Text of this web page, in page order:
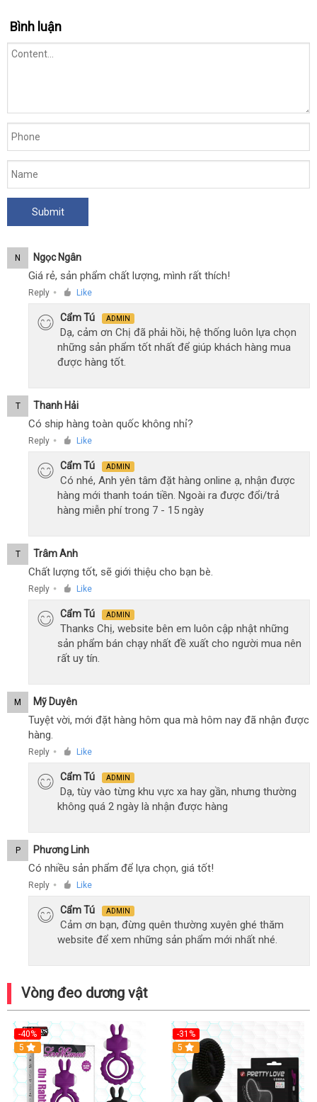
app
dương
Lovense
độ
rung
khiển
qua
app
Bình luận
N Ngọc Ngân
Giá rẻ, sản phẩm chất lượng, mình rất thích!
Reply ● Like
Cẩm Tú ADMIN
Dạ, cảm ơn Chị đã phải hồi, hệ thống luôn lựa chọn
những sản phẩm tốt nhất để giúp khách hàng mua
được hàng tốt.
T Thanh Hải
Có ship hàng toàn quốc không nhỉ?
Reply ● Like
Cẩm Tú ADMIN
Có nhé, Anh yên tâm đặt hàng online ạ, nhận được
hàng mới thanh toán tiền. Ngoài ra được đổi/trả
hàng miễn phí trong 7 - 15 ngày
T Trâm Anh
Chất lượng tốt, sẽ giới thiệu cho bạn bè.
Reply ● Like
Cẩm Tú ADMIN
Thanks Chị, website bên em luôn cập nhật những
sản phẩm bán chạy nhất đề xuất cho người mua nên
rất uy tín.
M Mỹ Duyên
Tuyệt vời, mới đặt hàng hôm qua mà hôm nay đã nhận được
hàng.
Reply ● Like
Cẩm Tú ADMIN
Dạ, tùy vào từng khu vực xa hay gần, nhưng thường
không quá 2 ngày là nhận được hàng
P Phương Linh
Có nhiều sản phẩm để lựa chọn, giá tốt!
Reply ● Like
Cẩm Tú ADMIN
Cảm ơn bạn, đừng quên thường xuyên ghé thăm
website để xem những sản phẩm mới nhất nhé.
Vòng đeo dương vật
-40%
5
-31%
5